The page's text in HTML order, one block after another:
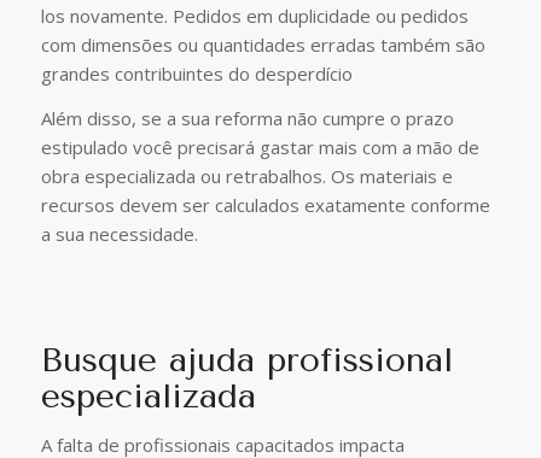
los novamente. Pedidos em duplicidade ou pedidos
com dimensões ou quantidades erradas também são
grandes contribuintes do desperdício
Além disso, se a sua reforma não cumpre o prazo
estipulado você precisará gastar mais com a mão de
obra especializada ou retrabalhos. Os materiais e
recursos devem ser calculados exatamente conforme
a sua necessidade.
Busque ajuda profissional
especializada
A falta de profissionais capacitados impacta